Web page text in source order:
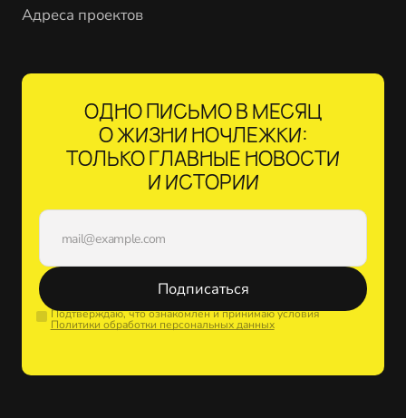
Адреса проектов
ОДНО ПИСЬМО В МЕСЯЦ
О ЖИЗНИ НОЧЛЕЖКИ:
ТОЛЬКО ГЛАВНЫЕ НОВОСТИ
И ИСТОРИИ
Подписаться
Подтверждаю, что ознакомлен и принимаю условия
Политики обработки персональных данных